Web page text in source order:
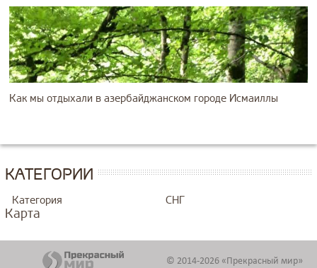
Как мы отдыхали в азербайджанском городе Исмаиллы
КАТЕГОРИИ
Категория СНГ
Карта
© 2014-2026 «Прекрасный мир»